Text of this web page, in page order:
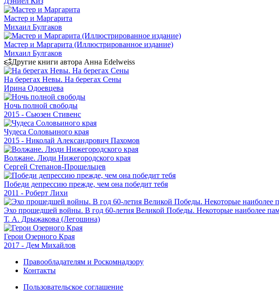
Мастер и Маргарита
Михаил Булгаков
Мастер и Маргарита (Иллюстрированное издание)
Михаил Булгаков
Другие книги автора Анна Edelweiss
На берегах Невы. На берегах Сены
Ирина Одоевцева
Ночь полной свободы
2015 - Сьюзен Стивенс
Чудеса Соловьиного края
2015 - Николай Александрович Пахомов
Волжане. Люди Нижегородского края
Сергей Степанов-Прошельцев
Победи депрессию прежде, чем она победит тебя
2011 - Роберт Лихи
Эхо прошедшей войны. В год 60-летия Великой Победы. Некоторые наиболее
Т. А. Дрыжакова (Легошина)
Герои Озерного Края
2017 - Дем Михайлов
Правообладателям и Роскомнадзору
Контакты
Пользовательское соглашение